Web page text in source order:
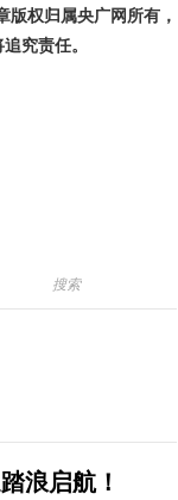
权归属央广网所有，
究责任。
浪启航！